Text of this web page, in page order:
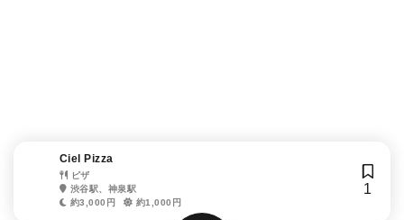
Ciel Pizza
ピザ
渋谷駅、神泉駅
約3,000円
約1,000円
1